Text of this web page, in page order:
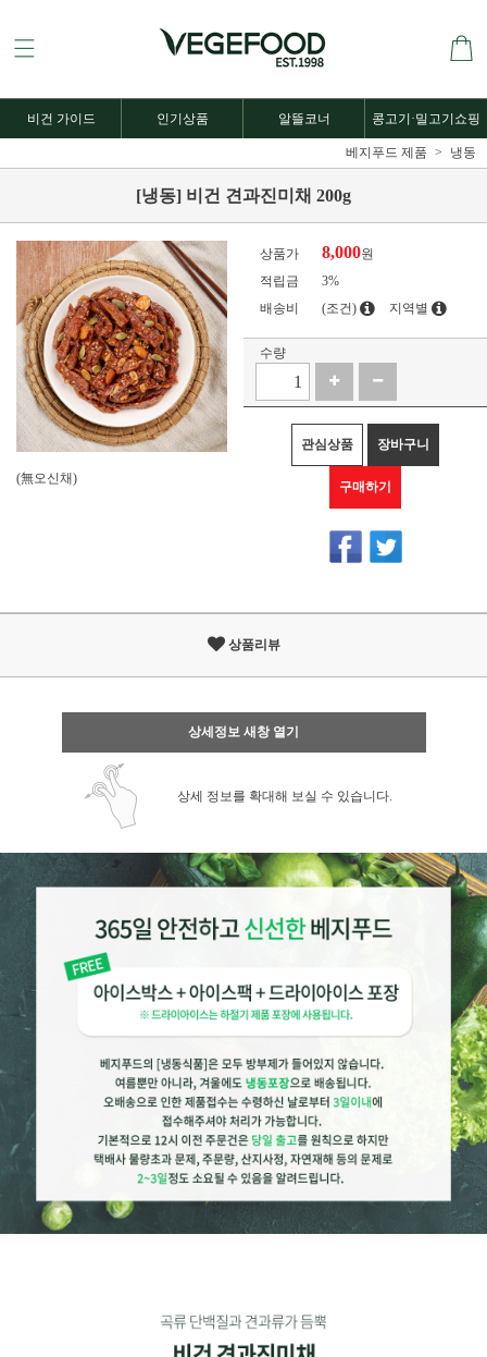
비건 가이드 인기상품 알뜰코너 콩고기·밀고기쇼핑
베지푸드 제품 냉동
[냉동] 비건 견과진미채 200g
(無오신채)
상품가 8,000원
적립금
3%
배송비
(조건) 지역별
수량
관심상품 장바구니
구매하기
상품리뷰
상세정보 새창 열기
상세 정보를 확대해 보실 수 있습니다.